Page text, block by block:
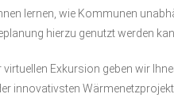
lernen, wie Kommunen
hierzu genutzt werden
virtuellen Exkursion geben wir
innovativsten